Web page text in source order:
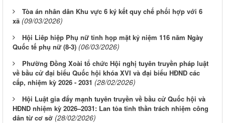
Tòa án nhân dân Khu vực 6 ký kết quy chế phối hợp với 6
xã (09/03/2026)
Hội Liêp hiệp Phụ nữ tỉnh họp mặt kỷ niệm 116 năm Ngày
Quốc tế phụ nữ (8-3) (06/03/2026)
Phường Đồng Xoài tổ chức Hội nghị tuyên truyền pháp luật
về bầu cử đại biểu Quốc hội khóa XVI và đại biểu HĐND các
cấp, nhiệm kỳ 2026 - 2031 (28/02/2026)
Hội Luật gia đẩy mạnh tuyên truyền về bầu cử Quốc hội và
HĐND nhiệm kỳ 2026–2031: Lan tỏa tinh thần trách nhiệm công
dân từ cơ sở (28/02/2026)